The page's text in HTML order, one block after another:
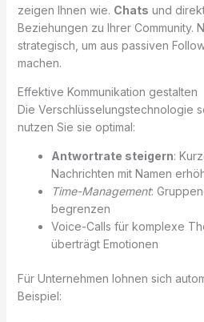
zeigen Ihnen wie. Chats und
Beziehungen zu Ihrer Community.
strategisch, um aus passiven
machen.
Effektive Kommunikation gestalten
Die Verschlüsselungstechnologie
nutzen Sie sie optimal:
Antwortrate steigern:
Nachrichten mit Namen
Time-Management:
begrenzen
Voice-Calls für komplexe
überträgt Emotionen
Für Unternehmen lohnen sich
Beispiel: